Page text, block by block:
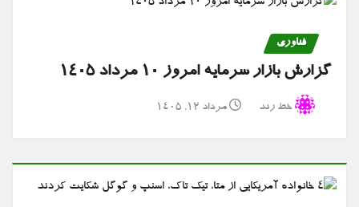
فناوری
گزارش بازار سرمایه امروز ۱۰ مرداد ۱۴۰۵
خط رند مرداد ۱۲, ۱۴۰۵